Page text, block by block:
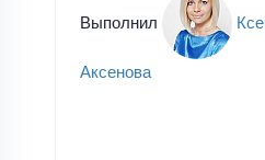
Выполнил
Аксенова